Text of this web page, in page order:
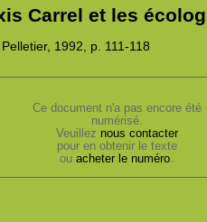
Carrel et les
Pelletier, 1992, p. 111-118
Ce document n'a pas encore été
numérisé.
Veuillez nous contacter
pour en obtenir le texte
ouacheter le numéro.